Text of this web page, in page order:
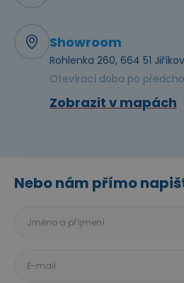
Showroom
Rohlenka 260, 664 51
Otevírací doba po
Zobrazit v mapách
Nebo nám přímo
Jméno